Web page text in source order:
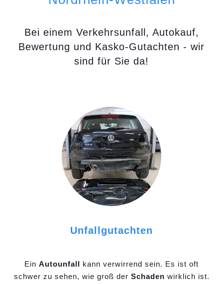
Bei einem Verkehrsunfall, Autokauf,
Bewertung und Kasko-Gutachten - wir
sind für Sie da!
Unfallgutachten
Ein Autounfall kann verwirrend sein. Es ist oft
schwer zu sehen, wie groß der Schaden wirklich ist.